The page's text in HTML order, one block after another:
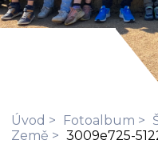
Úvod Fotoalbum
Země
3009e725-